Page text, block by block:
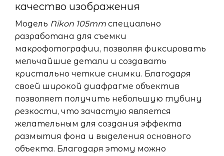
качество изображения
Модель Nikon 105mm специально
разработана для съемки
макрофотографии, позволяя фиксировать
мельчайшие детали и создавать
кристально четкие снимки. Благодаря
своей широкой диафрагме объектив
позволяет получить небольшую глубину
резкости, что зачастую является
желательным для создания эффекта
размытия фона и выделения основного
объекта. Благодаря этому можно